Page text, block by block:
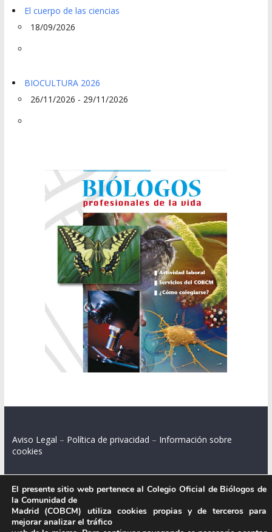
El cuerpo de las ciencias
18/09/2026
BIOCULTURA 2026
26/11/2026 - 29/11/2026
Aviso Legal – Política de privacidad – Información sobre
cookies
Colegio Oficial de Biólogos de la Comunidad de Madrid.
C/ Santa Engracia 108, 2º int.izq. 28003 Madrid.
El presente sitio web pertenece al Colegio Oficial de Biólogos de
la Comunidad de
Madrid (COBCM) utiliza cookies propias y de terceros para
mejorar analizar el tráfico